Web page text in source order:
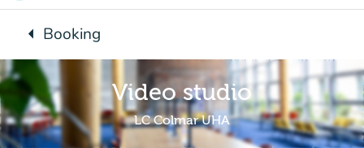
arrow_leftBack to:
Booking
Video studio
LC Colmar UHA